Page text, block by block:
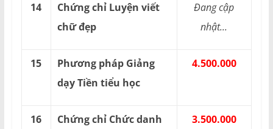
14
Chứng chỉ Luyện viết
chữ đẹp
Đang cập
nhật...
15
Phương pháp Giảng
dạy Tiền tiểu học
4.500.000
16
Chứng chỉ Chức danh
3.500.000